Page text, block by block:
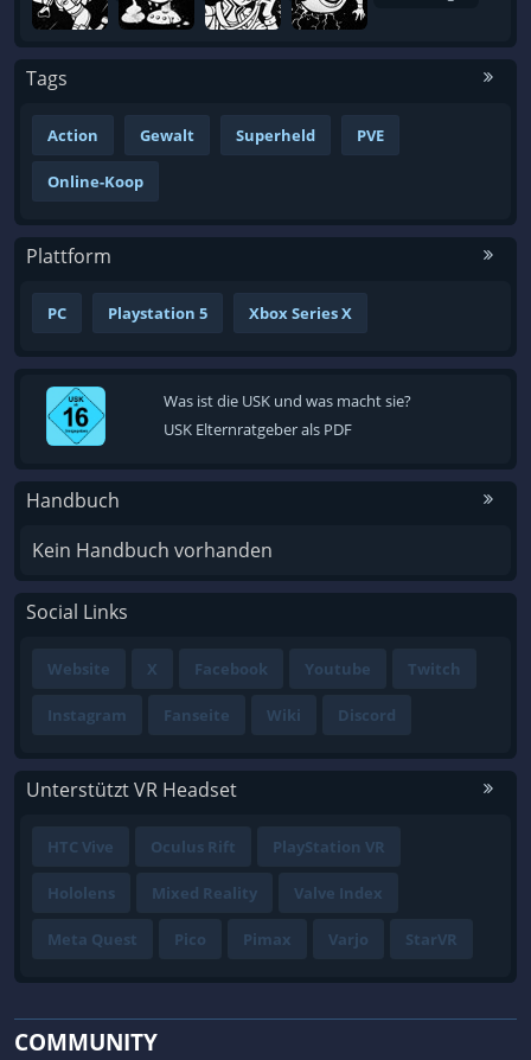
Tags
Action Gewalt Superheld PVE
Online-Koop
Plattform
PC Playstation 5 Xbox Series X
Was ist die USK und was macht sie?
USK Elternratgeber als PDF
Handbuch
Kein Handbuch vorhanden
Social Links
Website X Facebook Youtube Twitch
Instagram Fanseite Wiki Discord
Unterstützt VR Headset
HTC Vive Oculus Rift PlayStation VR
Hololens Mixed Reality Valve Index
Meta Quest Pico Pimax Varjo StarVR
COMMUNITY